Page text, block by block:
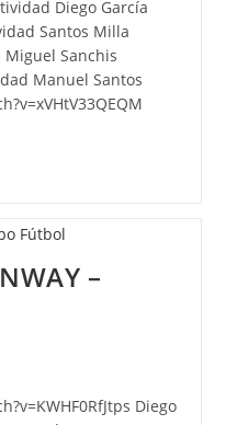
Diego García
Santos Milla
Sanchis
Manuel Santos
–
Diego